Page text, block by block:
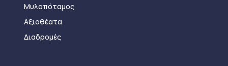
Μυλοπόταμος
Αξιοθέατα
Διαδρομές